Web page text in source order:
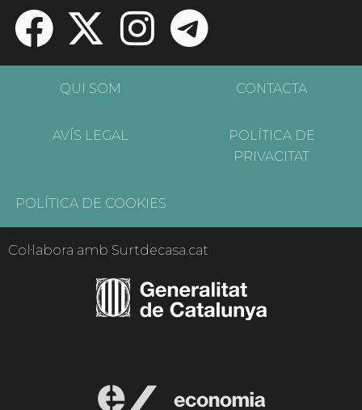
QUI SOM CONTACTA
AVÍS LEGAL
POLÍTICA DE
PRIVACITAT
POLÍTICA DE COOKIES
Col·labora amb Surtdecasa.cat